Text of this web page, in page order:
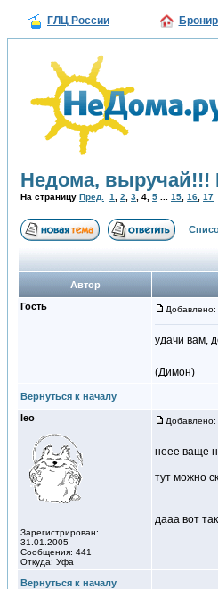
ГЛЦ России
Недома, выручай!!!
На страницу Пред. 1 2 3 4 5 15 16 17
Автор
Гость
удачи вам,
(Димон)
Вернуться к началу
leo
Зарегистрирован:
31.01.2005
Сообщения: 441
Откуда: Уфа
неее ваще
тут можно
дааа вот
Вернуться к началу